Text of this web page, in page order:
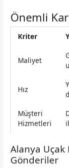
Önemli
Kriter
Maliyet
Hız
Müşteri
Hizmetleri
Alanya Uçak
Gönderiler